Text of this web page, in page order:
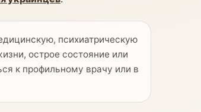
психиатрическую
острое состояние или
к профильному врачу или в